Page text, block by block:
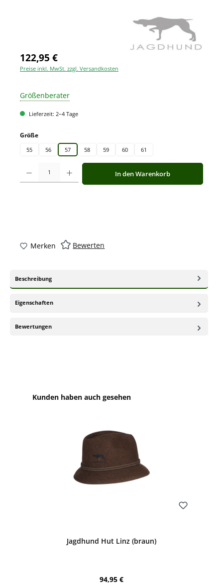
122,95 €
Preise inkl. MwSt. zzgl. Versandkosten
Größenberater
Lieferzeit: 2–4 Tage
Größeauswählen
55 56 57 58 59 60 61
Produkt Anzahl: Gib den gewünschten Wert ein oder benutze die
In den Warenkorb
Merken Bewerten
Beschreibung
Eigenschaften
Bewertungen
Produktgalerie überspringen
Kunden haben auch gesehen
Jagdhund Hut Linz (braun)
Regulärer Preis:
94,95 €